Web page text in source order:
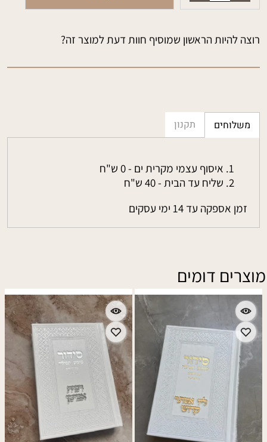
רוצה להיות הראשון שמוסיף חוות דעת למוצר זה?
משלוחים תקנון
איסוף עצמי מקרית ים - 0 ש"ח
שליח עד הבית - 40 ש"ח
זמן אספקה עד 14 ימי עסקים
מוצרים דומים